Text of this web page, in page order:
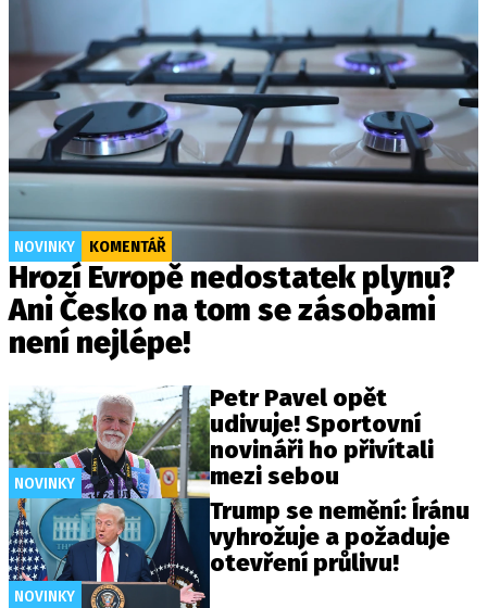
NOVINKY KOMENTÁŘ
Hrozí Evropě nedostatek plynu?
Ani Česko na tom se zásobami
není nejlépe!
NOVINKY
Petr Pavel opět
udivuje! Sportovní
novináři ho přivítali
mezi sebou
NOVINKY
Trump se nemění: Íránu
vyhrožuje a požaduje
otevření průlivu!